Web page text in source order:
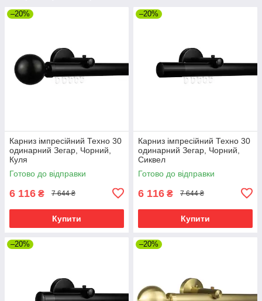
–20%
Карниз імпресійний Техно 30
одинарний Зегар, Чорний,
Куля
Готово до відправки
6 116 ₴ 7 644 ₴
Купити
–20%
Карниз імпресійний Техно 30
одинарний Зегар, Чорний,
Сиквел
Готово до відправки
6 116 ₴ 7 644 ₴
Купити
–20% –20%